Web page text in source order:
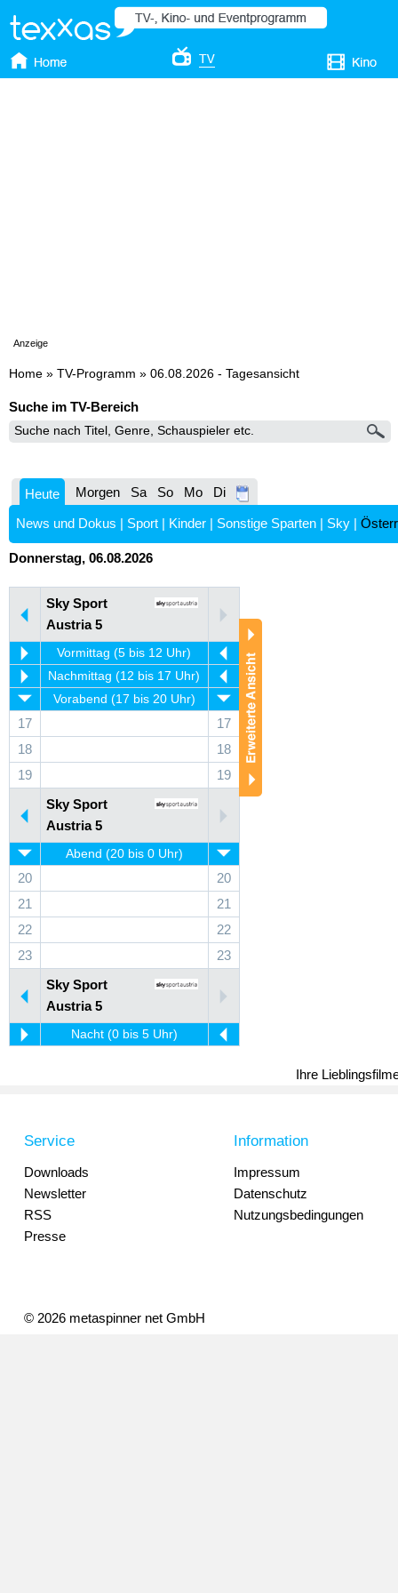
Anzeige
Home » TV-Programm » 06.08.2026 - Tagesansicht
Suche im TV-Bereich
Heute Morgen Sa So Mo Di
News und Dokus | Sport | Kinder | Sonstige Sparten | Sky |
Donnerstag, 06.08.2026
Sky Sport
Austria 5
Vormittag (5 bis 12 Uhr)
Nachmittag (12 bis 17 Uhr)
Vorabend (17 bis 20 Uhr)
17
17
18
18
19
19
Sky Sport
Austria 5
Abend (20 bis 0 Uhr)
20
20
21
21
22
22
23
23
Sky Sport
Austria 5
Nacht (0 bis 5 Uhr)
Ihre
Service
Downloads
Newsletter
RSS
Presse
Information
Impressum
Datenschutz
Nutzungsbedingungen
© 2026 metaspinner net GmbH